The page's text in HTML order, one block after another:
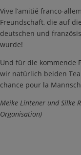
Vive l’amitié franco-
Freundschaft, die auf
deutschen und
wurde!
Und für die kommende
wir natürlich beiden
chance pour la
Meike Lintener und Silke
Organisation)